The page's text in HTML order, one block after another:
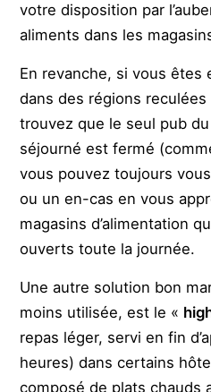
votre disposition par
aliments dans les
En revanche, si vous êtes
dans des régions reculées
trouvez que le seul pub
séjourné est fermé
vous pouvez toujours
ou un en-cas en vous
magasins d’alimentation
ouverts toute la journée.
Une autre solution bon
moins utilisée, est le «
repas léger, servi en fin
heures) dans certains
composé de plats chauds